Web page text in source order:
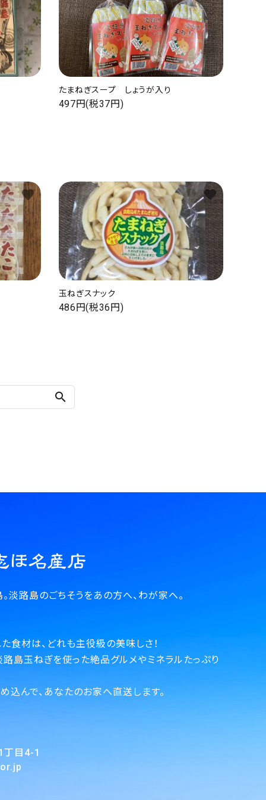
たまねぎスープ しょうが入り
497円(税37円)
favorite
玉ねぎスナック
486円(税36円)
favorite
search
淡路島のごちそうをあの方へ、わが家へ。
食材は、どれも主役級の美味しさ！
島玉ねぎを使った絶品グルメやミネラルたっぷり
込んで、あなたのお家へ直送します。
目4-1